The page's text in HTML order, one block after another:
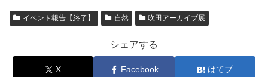
イベント報告【終了】 自然 吹田アーカイブ展
シェアする
X Facebook はてブ